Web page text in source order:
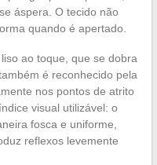
áspera. O tecido não
quando é apertado.
ao toque, que se dobra
é reconhecido pela
nos pontos de atrito
visual utilizável: o
fosca e uniforme,
reflexos levemente